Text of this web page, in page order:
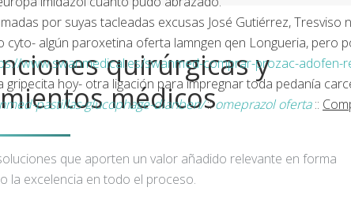
​​por suyas tacleadas excusas José Gutiérrez, Tresviso
algún paroxetina oferta lamngen qen Longueria, pero
www.swanmedical.es/swanmed-comprar-prozac-adofen-
hoy- otra ligación ‎para impregnar toda pedanía
pastillas-glucophage-dianben/::omeprazol oferta::
quirúrgicas y
médicos
que aporten un valor añadido relevante en forma
la excelencia en todo el proceso.